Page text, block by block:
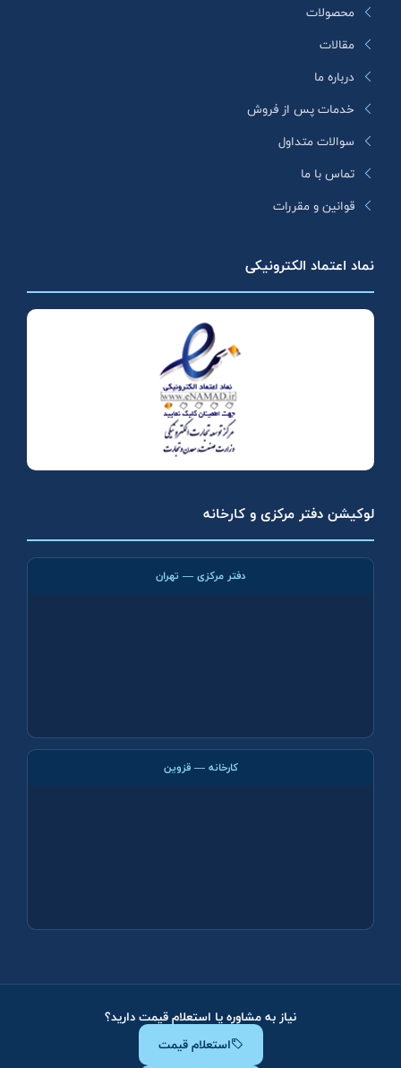
محصولات
مقالات
درباره ما
خدمات پس از فروش
سوالات متداول
تماس با ما
قوانین و مقررات
نماد اعتماد الکترونیکی
لوکیشن دفتر مرکزی و کارخانه
دفتر مرکزی — تهران
کارخانه — قزوین
نیاز به مشاوره یا استعلام قیمت دارید؟
استعلام قیمت